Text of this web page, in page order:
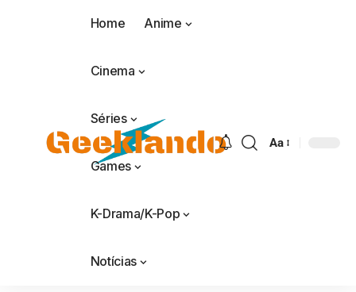
Home Anime
Cinema
Séries
Games
K-Drama/K-Pop
Notícias
Aa